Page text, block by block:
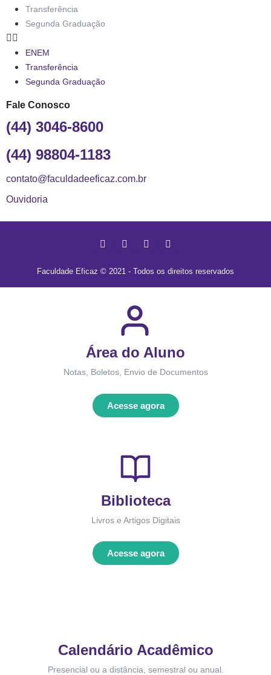
Transferência
Segunda Graduação
ENEM
Transferência
Segunda Graduação
Fale Conosco
(44) 3046-8600
(44) 98804-1183
contato@faculdadeeficaz.com.br
Ouvidoria
Faculdade Eficaz © 2021 - Todos os direitos reservados
Área do Aluno
Notas, Boletos, Envio de Documentos
Acesse agora
Biblioteca
Livros e Artigos Digitais
Acesse agora
Calendário Acadêmico
Presencial ou a distância, semestral ou anual.